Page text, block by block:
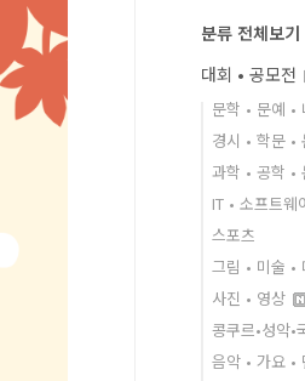
분류 전체보기
대회 • 공모전
문학 • 문예 •
경시 • 학문 •
과학 • 공학 •
IT • 소프트웨
스포츠
그림 • 미술 •
사진 • 영상
콩쿠르•성악•
음악 • 가요 •